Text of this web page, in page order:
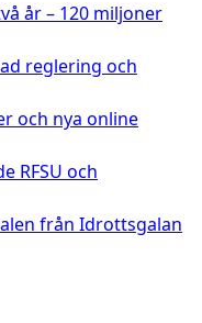
år – 120 miljoner
reglering och
och nya online
RFSU och
från Idrottsgalan